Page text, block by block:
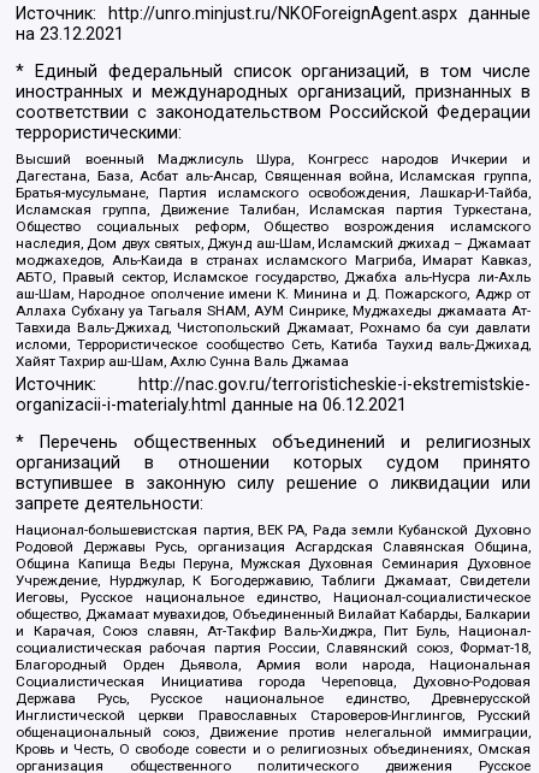
Источник: http://unro.minjust.ru/NKOForeignAgent.aspxданные
на23.12.2021
* Единый федеральный список организаций, в том числе
иностранных и международных организаций, признанных в
соответствии с законодательством Российской Федерации
террористическими:
Высший военный Маджлисуль Шура, Конгресс народов Ичкерии и
Дагестана, База, Асбат аль-Ансар, Священная война, Исламская группа,
Братья-мусульмане, Партия исламского освобождения, Лашкар-И-Тайба,
Исламская группа, Движение Талибан, Исламская партия Туркестана,
Общество социальных реформ, Общество возрождения исламского
наследия, Дом двух святых, Джунд аш-Шам, Исламский джихад – Джамаат
моджахедов, Аль-Каида в странах исламского Магриба, Имарат Кавказ,
АБТО, Правый сектор, Исламское государство, Джабха аль-Нусра ли-Ахль
аш-Шам, Народное ополчение имени К. Минина и Д. Пожарского, Аджр от
Аллаха Субхану уа Тагьаля SHAM, АУМ Синрике, Муджахеды джамаата Ат-
Тавхида Валь-Джихад, Чистопольский Джамаат, Рохнамо ба суи давлати
исломи, Террористическое сообщество Сеть, Катиба Таухид валь-Джихад,
Хайят Тахрир аш-Шам, Ахлю Сунна Валь Джамаа
Источник:
http://nac.gov.ru/terroristicheskie-i-ekstremistskie-
organizacii-i-materialy.html данные на06.12.2021
* Перечень общественных объединений и религиозных
организаций в отношении которых судом принято
вступившее в законную силу решение о ликвидации или
запрете деятельности:
Национал-большевистская партия, ВЕК РА, Рада земли Кубанской Духовно
Родовой Державы Русь, организация Асгардская Славянская Община,
Община Капища Веды Перуна, Мужская Духовная Семинария Духовное
Учреждение, Нурджулар, К Богодержавию, Таблиги Джамаат, Свидетели
Иеговы, Русское национальное единство, Национал-социалистическое
общество, Джамаат мувахидов, Объединенный Вилайат Кабарды, Балкарии
и Карачая, Союз славян, Ат-Такфир Валь-Хиджра, Пит Буль, Национал-
социалистическая рабочая партия России, Славянский союз, Формат-18,
Благородный Орден Дьявола, Армия воли народа, Национальная
Социалистическая Инициатива города Череповца, Духовно-Родовая
Держава Русь, Русское национальное единство, Древнерусской
Инглистической церкви Православных Староверов-Инглингов, Русский
общенациональный союз, Движение против нелегальной иммиграции,
Кровь и Честь, О свободе совести и о религиозных объединениях, Омская
организация общественного политического движения Русское